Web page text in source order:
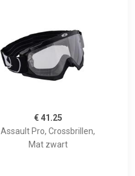
€ 41.25
Assault Pro, Crossbrillen,
Mat zwart